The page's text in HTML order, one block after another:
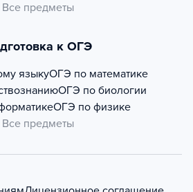
Все предметы
к ОГЭ
языкуОГЭ по математике
ОГЭ по биологии
ОГЭ по физике
Все предметы